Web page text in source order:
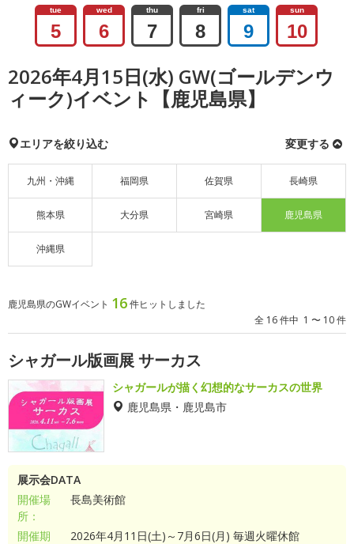
tue
5
wed
6
thu
7
fri
8
sat
9
sun
10
2026年4月15日(水) GW(ゴールデンウ
ィーク)イベント【鹿児島県】
エリアを絞り込む 変更する
九州・沖縄 福岡県 佐賀県 長崎県
熊本県 大分県 宮崎県 鹿児島県
沖縄県
鹿児島県のGWイベント 16件ヒットしました
全 16 件中 1 〜 10 件
シャガール版画展 サーカス
シャガールが描く幻想的なサーカスの世界
鹿児島県・鹿児島市
展示会DATA
開催場
所：
長島美術館
開催期
2026年4月11日(土)～7月6日(月) 毎週火曜休館